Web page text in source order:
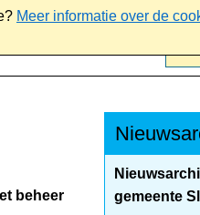
Meer informatie over de
beheer
gemeente